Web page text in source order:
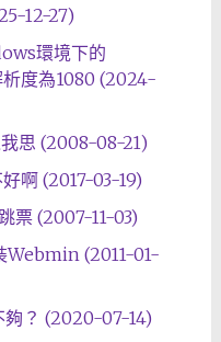
12-27)
環境下的
度為1080 (2024-
思 (2008-08-21)
啊 (2017-03-19)
票 (2007-11-03)
Webmin (2011-01-
夠？ (2020-07-14)